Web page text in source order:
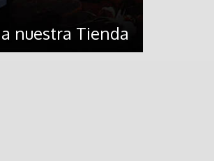
nuestra Tienda